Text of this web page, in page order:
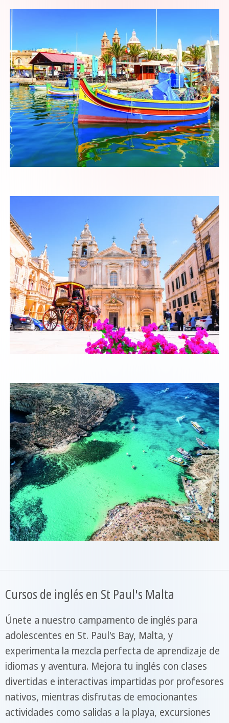
Cursos de inglés en St Paul's Malta
Únete a nuestro campamento de inglés para
adolescentes en St. Paul's Bay, Malta, y
experimenta la mezcla perfecta de aprendizaje de
idiomas y aventura. Mejora tu inglés con clases
divertidas e interactivas impartidas por profesores
nativos, mientras disfrutas de emocionantes
actividades como salidas a la playa, excursiones